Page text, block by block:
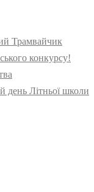
Трамвайчик
конкурсу!
день Літньої школи